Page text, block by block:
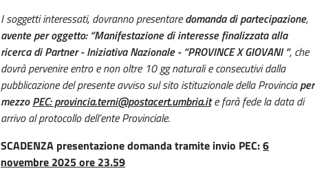
I soggetti interessati, dovranno presentaredomanda di partecipazione,
avente per oggetto: “Manifestazione di interesse finalizzata alla
ricerca di Partner - Iniziativa Nazionale - “PROVINCE X GIOVANI “, che
dovrà pervenire entro e non oltre 10 gg naturali e consecutivi dalla
pubblicazione del presente avviso sul sito istituzionale della Provinciaper
mezzoPEC: provincia.terni@postacert.umbria.ite farà fede la data di
arrivo al protocollo dell’ente Provinciale.
SCADENZA presentazione domanda tramite invio PEC:6
novembre 2025 ore 23.59